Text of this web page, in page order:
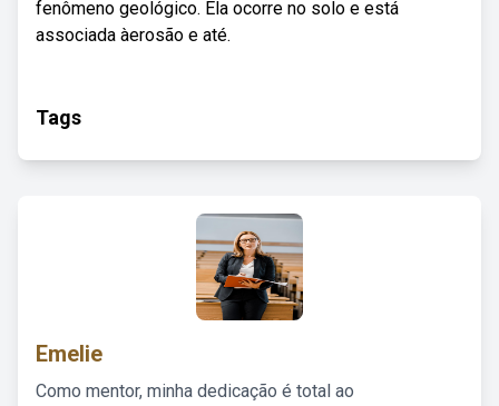
fenômeno geológico. Ela ocorre no solo e está
associada àerosão e até.
Tags
Emelie
Como mentor, minha dedicação é total ao